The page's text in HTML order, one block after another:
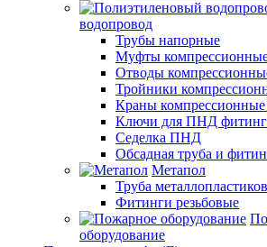
водопровод
Трубы напорные
Муфты
Отводы
Тройники
Краны
Ключи для ПНД
Седелка ПНД
Обсадная труба и
Метапол
Труба
Фитинги резьбовые
оборудование